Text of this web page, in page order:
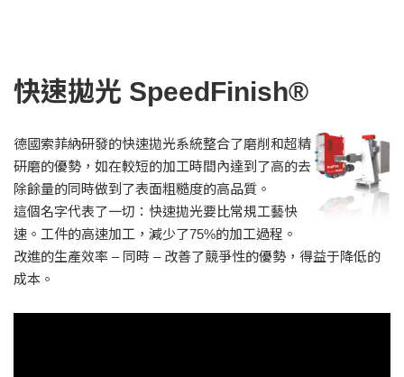
快速拋光 SpeedFinish®
德國索菲納研發的快速拋光系統整合了磨削和超精
研磨的優勢，如在較短的加工時間內達到了高的去
除餘量的同時做到了表面粗糙度的高品質。
這個名字代表了一切：快速拋光要比常規工藝快
速。工件的高速加工，減少了75%的加工過程。
改進的生產效率 – 同時 – 改善了競爭性的優勢，得益于降低的
成本。